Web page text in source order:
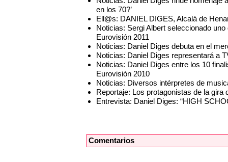
en los 70?’
Ell@s: DANIEL DIGES, Alcalá de
Noticias: Sergi Albert seleccionado
Eurovisión 2011
Noticias: Daniel Diges debuta en el
Noticias: Daniel Diges representará a
Noticias: Daniel Diges entre los 10
Eurovisión 2010
Noticias: Diversos intérpretes de
Reportaje: Los protagonistas de la
Entrevista: Daniel Diges: “HIGH
Comentarios